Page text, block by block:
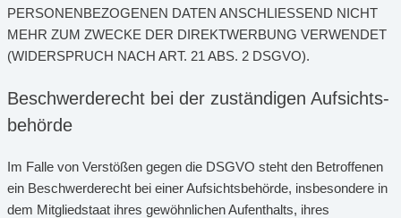
PERSONENBEZOGENEN DATEN ANSCHLIESSEND NICHT
MEHR ZUM ZWECKE DER DIREKTWERBUNG VERWENDET
(WIDERSPRUCH NACH ART. 21 ABS. 2 DSGVO).
Beschwerde­recht bei der zuständigen Aufsichts­
behörde
Im Falle von Verstößen gegen die DSGVO steht den Betroffenen
ein Beschwerderecht bei einer Aufsichtsbehörde, insbesondere in
dem Mitgliedstaat ihres gewöhnlichen Aufenthalts, ihres